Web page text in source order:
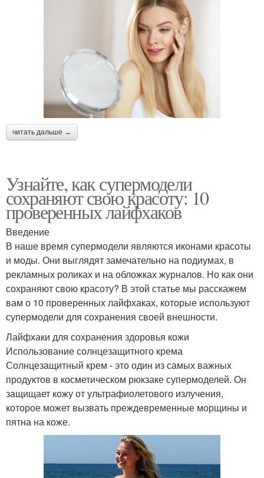
читать дальше →
Узнайте, как супермодели
сохраняют свою красоту: 10
проверенных лайфхаков
Введение
В наше время супермодели являются иконами красоты
и моды. Они выглядят замечательно на подиумах, в
рекламных роликах и на обложках журналов. Но как они
сохраняют свою красоту? В этой статье мы расскажем
вам о 10 проверенных лайфхаках, которые используют
супермодели для сохранения своей внешности.
Лайфхаки для сохранения здоровья кожи
Использование солнцезащитного крема
Солнцезащитный крем - это один из самых важных
продуктов в косметическом рюкзаке супермоделей. Он
защищает кожу от ультрафиолетового излучения,
которое может вызвать преждевременные морщины и
пятна на коже.